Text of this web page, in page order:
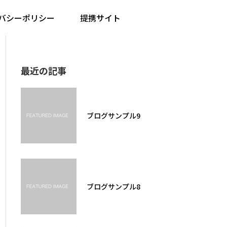
シーポリシー 提携サイト
最近の記事
ブログサンプル9
ブログサンプル8